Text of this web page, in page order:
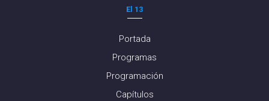
El 13
Portada
Programas
Programación
Capítulos